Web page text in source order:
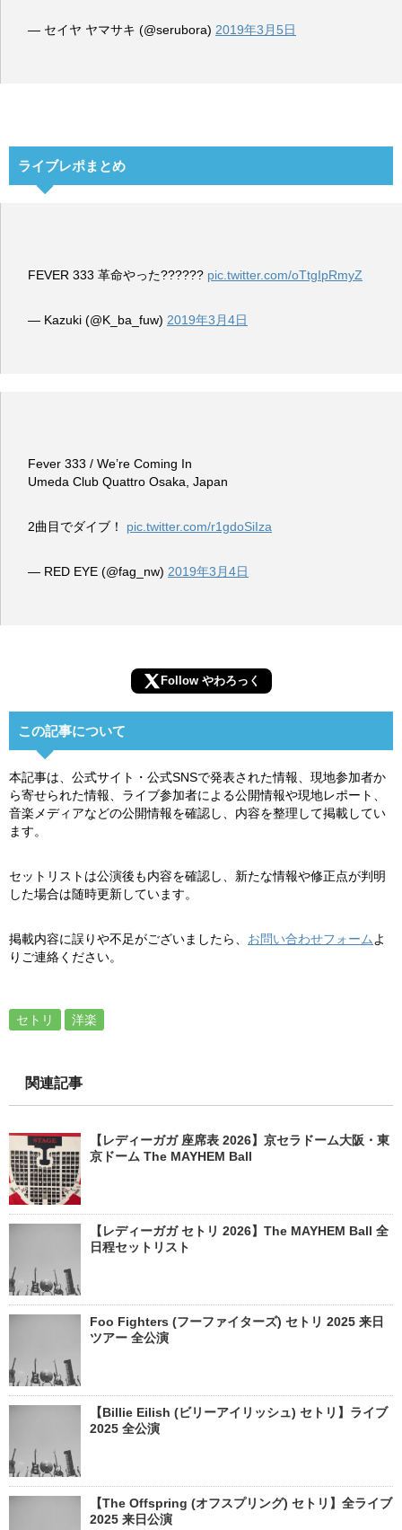
— セイヤ ヤマサキ (@serubora) 2019年3月5日
ライブレポまとめ
FEVER 333 革命やった?????? pic.twitter.com/oTtgIpRmyZ
— Kazuki (@K_ba_fuw) 2019年3月4日
Fever 333 / We’re Coming In
Umeda Club Quattro Osaka, Japan
2曲目でダイブ！ pic.twitter.com/r1gdoSiIza
— RED EYE (@fag_nw) 2019年3月4日
Follow やわろっく
この記事について
本記事は、公式サイト・公式SNSで発表された情報、現地参加者か
ら寄せられた情報、ライブ参加者による公開情報や現地レポート、
音楽メディアなどの公開情報を確認し、内容を整理して掲載してい
ます。
セットリストは公演後も内容を確認し、新たな情報や修正点が判明
した場合は随時更新しています。
掲載内容に誤りや不足がございましたら、 お問い合わせフォーム よ
りご連絡ください。
セトリ 洋楽
関連記事
【レディーガガ 座席表 2026】京セラドーム大阪・東
京ドーム The MAYHEM Ball
【レディーガガ セトリ 2026】The MAYHEM Ball 全
日程セットリスト
Foo Fighters (フーファイターズ) セトリ 2025 来日
ツアー 全公演
【Billie Eilish (ビリーアイリッシュ) セトリ】ライブ
2025 全公演
【The Offspring (オフスプリング) セトリ】全ライブ
2025 来日公演